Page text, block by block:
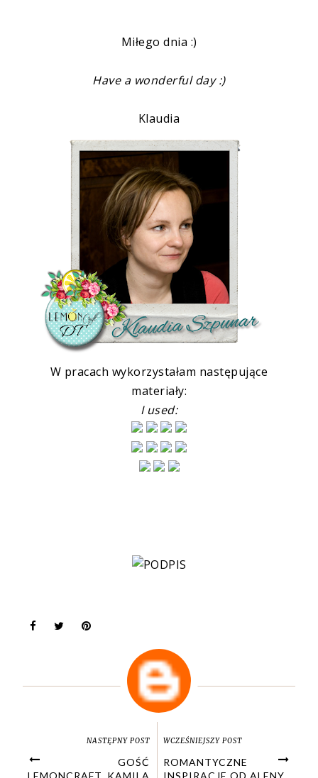
Miłego dnia :)
Have a wonderful day :)
Klaudia
W pracach wykorzystałam następujące
materiały:
I used:
NASTĘPNY POST
GOŚĆ
WCZEŚNIEJSZY POST
ROMANTYCZNE